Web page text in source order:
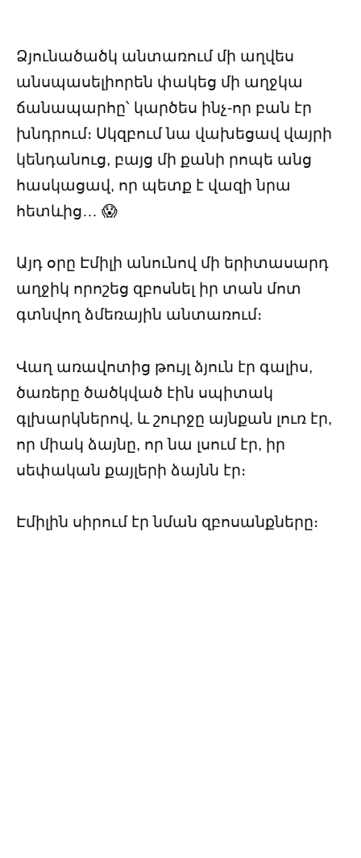
Ձյունածածկ անտառում մի աղվես
անսպասելիորեն փակեց մի աղջկա
ճանապարհը՝ կարծես ինչ-որ բան էր
խնդրում։ Սկզբում նա վախեցավ վայրի
կենդանուց, բայց մի քանի րոպե անց
հասկացավ, որ պետք է վազի նրա
հետևից… 😱
Այդ օրը Էմիլի անունով մի երիտասարդ
աղջիկ որոշեց զբոսնել իր տան մոտ
գտնվող ձմեռային անտառում։
Վաղ առավոտից թույլ ձյուն էր գալիս,
ծառերը ծածկված էին սպիտակ
գլխարկներով, և շուրջը այնքան լուռ էր,
որ միակ ձայնը, որ նա լսում էր, իր
սեփական քայլերի ձայնն էր։
Էմիլին սիրում էր նման զբոսանքները։